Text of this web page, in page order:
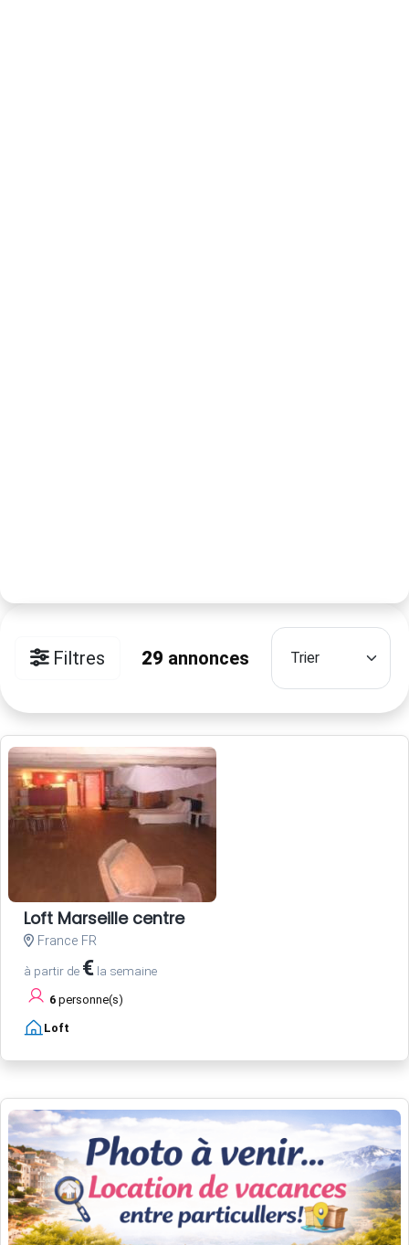
Filtres 29 annonces
Loft Marseille centre
France FR
à partir de € la semaine
6 personne(s)
Loft